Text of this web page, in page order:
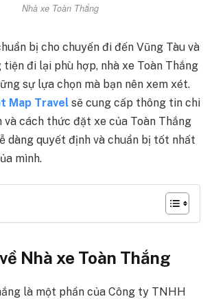
Nhà xe Toàn Thắng
bị cho chuyến đi đến Vũng Tàu và
đi lại phù hợp, nhà xe Toàn Thắng
sự lựa chọn mà bạn nên xem xét.
Map Travel sẽ cung cấp thông tin chi
cách thức đặt xe của Toàn Thắng
dàng quyết định và chuẩn bị tốt nhất
mình.
Nhà xe Toàn Thắng
là một phần của Công ty TNHH